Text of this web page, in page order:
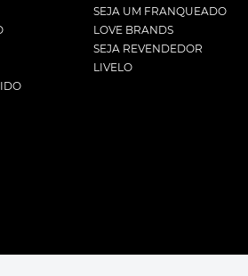
SEJA UM FRANQUEADO
LOVE BRANDS
SEJA REVENDEDOR
LIVELO